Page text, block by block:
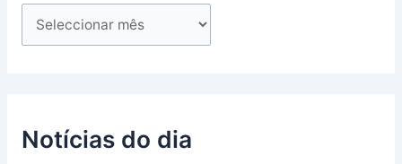
Notícias do dia